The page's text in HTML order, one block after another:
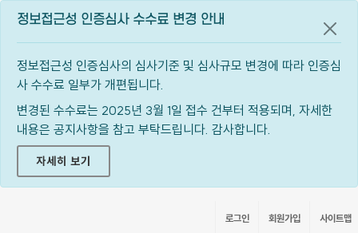
정보접근성 인증심사 수수료 변경 안내
정보접근성 인증심사의 심사기준 및 심사규모 변경에 따라 인증심
사 수수료 일부가 개편됩니다.
변경된 수수료는 2025년 3월 1일 접수 건부터 적용되며, 자세한
내용은 공지사항을 참고 부탁드립니다. 감사합니다.
자세히 보기
공지
로그인 회원가입 사이트맵